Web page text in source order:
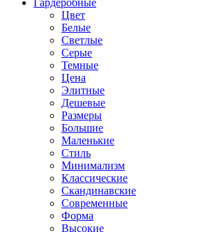
Гардеробные
Цвет
Белые
Светлые
Серые
Темные
Цена
Элитные
Дешевые
Размеры
Большие
Маленькие
Стиль
Минимализм
Классические
Скандинавские
Современные
Форма
Высокие